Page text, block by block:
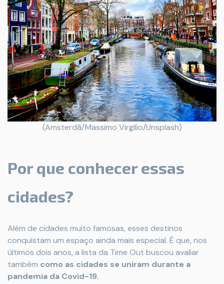
(Amsterdã/Massimo Virgilio/Unsplash)
Por que conhecer essas
cidades?
Além de cidades muito famosas, esses destinos
conquistam um espaço ainda mais especial. É que, nos
últimos dois anos, a lista da Time Out buscou avaliar
também como as cidades se uniram durante a
pandemia da Covid-19.